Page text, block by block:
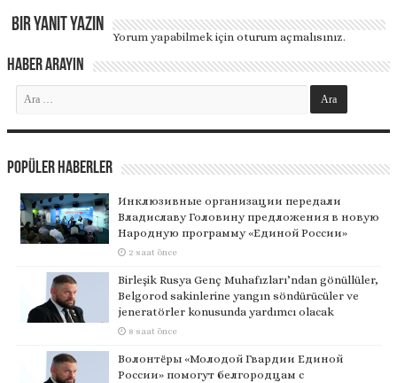
Bir yanıt yazın
Yorum yapabilmek içinoturum açmalısınız.
Haber Arayın
Popüler Haberler
Инклюзивные организации передали
Владиславу Головину предложения в новую
Народную программу «Единой России»
2 saat önce
Birleşik Rusya Genç Muhafızları’ndan gönüllüler,
Belgorod sakinlerine yangın söndürücüler ve
jeneratörler konusunda yardımcı olacak
8 saat önce
Волонтёры «Молодой Гвардии Единой
России» помогут белгородцам с